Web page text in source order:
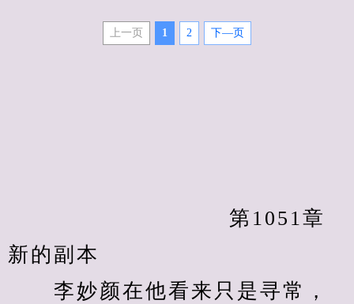
上一页 1 2 下—页
新的副本
李妙颜在他看来只是寻常，